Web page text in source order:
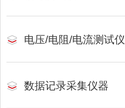
电压/电阻/电流测试仪
数据记录采集仪器